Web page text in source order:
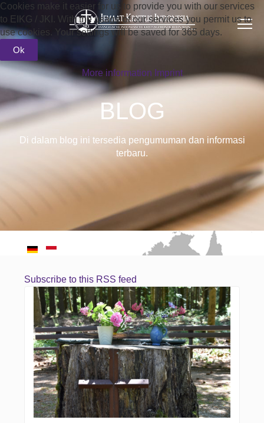
BLOG
Di dalam blog ini tersedia pengumuman dan informasi
terbaru.
Subscribe to this RSS feed
Cookies make it easier for us to provide you with our services
to EIKG / JKI. With the usage of our services you permit us to
use cookies. Your settings will be saved for 365 days.
Ok
More information Imprint